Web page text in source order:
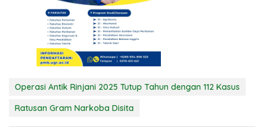
Operasi Antik Rinjani 2025 Tutup Tahun dengan 112 Kasus
Ratusan Gram Narkoba Disita